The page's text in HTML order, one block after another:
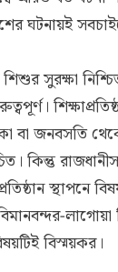
ঘটনায়ই
শিশুর সুরক্ষা
বা জনবসতি
কিন্তু
স্থাপনে
লাগোয়া
বিস্ময়কর।